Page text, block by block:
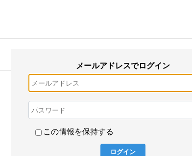
メールアドレスでログイン
この情報を保持する